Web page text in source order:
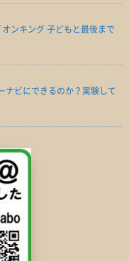
ンキング 子どもと最後まで
ナビにできるのか？実験して